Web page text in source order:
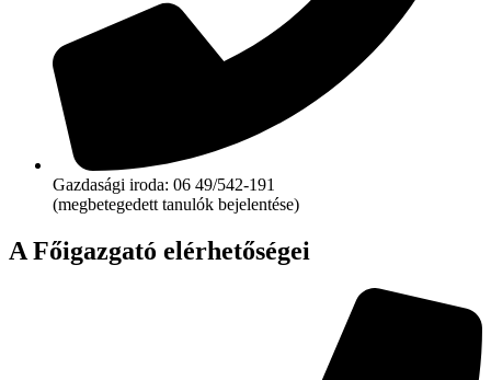
Gazdasági iroda: 06 49/542-191
(megbetegedett tanulók bejelentése)
A Főigazgató elérhetőségei